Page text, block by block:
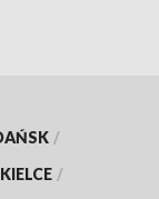
/
KIELCE /